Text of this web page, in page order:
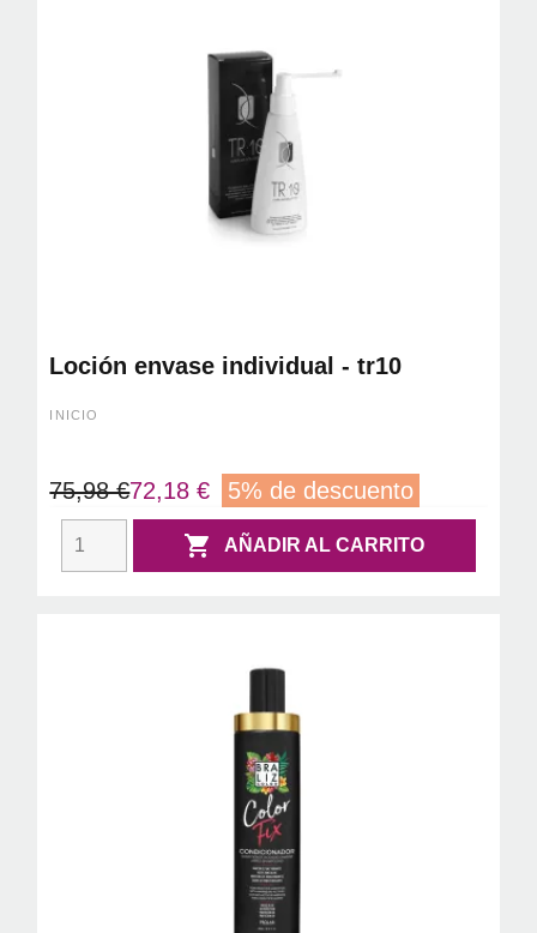
Loción envase individual - tr10
INICIO
75,98 €72,18 € 5% de descuento
 AÑADIR AL CARRITO